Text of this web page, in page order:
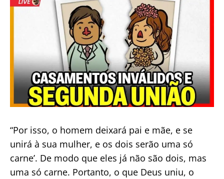
Matrimônio,
podem
se
consagrar
a
Nossa
Senhora?
“Por isso, o homem deixará pai e mãe, e se
unirá à sua mulher, e os dois serão uma só
carne’. De modo que eles já não são dois, mas
uma só carne. Portanto, o que Deus uniu, o